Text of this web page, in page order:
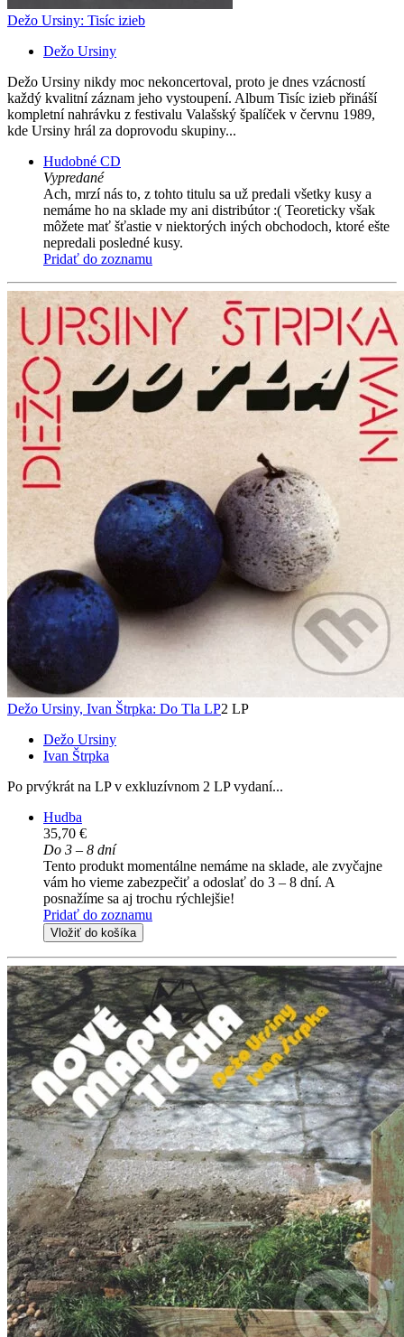
Dežo Ursiny: Tisíc izieb
Dežo Ursiny
Dežo Ursiny nikdy moc nekoncertoval, proto je dnes vzácností
každý kvalitní záznam jeho vystoupení. Album Tisíc izieb přináší
kompletní nahrávku z festivalu Valašský špalíček v červnu 1989,
kde Ursiny hrál za doprovodu skupiny...
Hudobné CD
Vypredané
Ach, mrzí nás to, z tohto titulu sa už predali všetky kusy a
nemáme ho na sklade my ani distribútor :( Teoreticky však
môžete mať šťastie v niektorých iných obchodoch, ktoré ešte
nepredali posledné kusy.
Pridať do zoznamu
Dežo Ursiny, Ivan Štrpka: Do Tla LP2 LP
Dežo Ursiny
Ivan Štrpka
Po prvýkrát na LP v exkluzívnom 2 LP vydaní...
Hudba
35,70 €
Do 3 – 8 dní
Tento produkt momentálne nemáme na sklade, ale zvyčajne
vám ho vieme zabezpečiť a odoslať do 3 – 8 dní. A
posnažíme sa aj trochu rýchlejšie!
Pridať do zoznamu
Vložiť do košíka